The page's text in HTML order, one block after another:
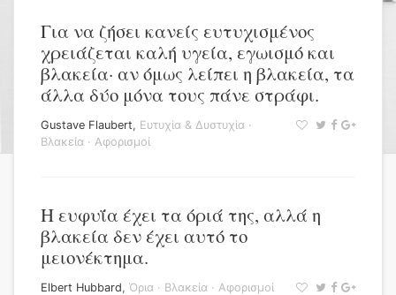
Για να ζήσει κανείς ευτυχισμένος
χρειάζεται καλή υγεία, εγωισμό και
βλακεία· αν όμως λείπει η βλακεία, τα
άλλα δύο μόνα τους πάνε στράφι.
Gustave Flaubert, Ευτυχία & Δυστυχία ·
Βλακεία · Αφορισμοί
Η ευφυΐα έχει τα όριά της, αλλά η
βλακεία δεν έχει αυτό το
μειονέκτημα.
Elbert Hubbard, Όρια · Βλακεία · Αφορισμοί